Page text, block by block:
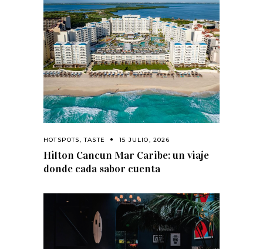
HOTSPOTS,TASTE 15 JULIO, 2026
Hilton Cancun Mar Caribe: un viaje
donde cada sabor cuenta